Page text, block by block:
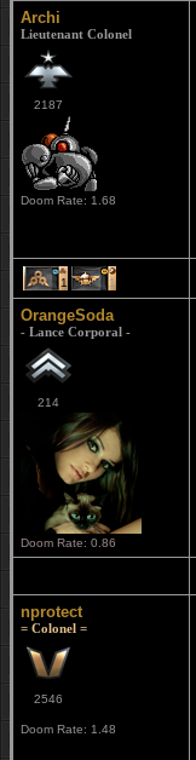
Archi
Lieutenant Colonel
2187
Doom Rate: 1.68
1 1
OrangeSoda
- Lance Corporal -
214
Doom Rate: 0.86
nprotect
= Colonel =
2546
Doom Rate: 1.48